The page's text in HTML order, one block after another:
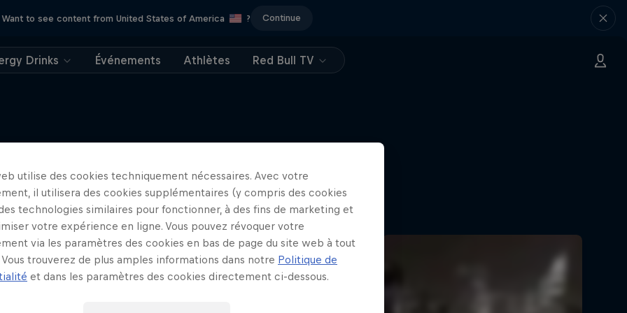
Want to see content from United States of America ? Continue
Drinks Événements Athlètes Red Bull TV
J'EN VEUX ENCORE !
continents, une aventure
unique
1 Saison · 3 épisodes
EXPLORATION
utilise des cookies techniquement nécessaires. Avec votre
il utilisera des cookies supplémentaires (y compris des cookies
technologies similaires pour fonctionner, à des fins de marketing et
votre expérience en ligne. Vous pouvez révoquer votre
via les paramètres des cookies en bas de page du site web à tout
trouverez de plus amples informations dans notre Politique de
et dans les paramètres des cookies directement ci-dessous.